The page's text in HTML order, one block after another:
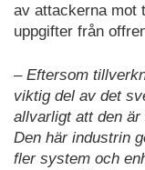
av attackerna mot
uppgifter från
– Eftersom
viktig del av det
allvarligt att den
Den här industrin
fler system och